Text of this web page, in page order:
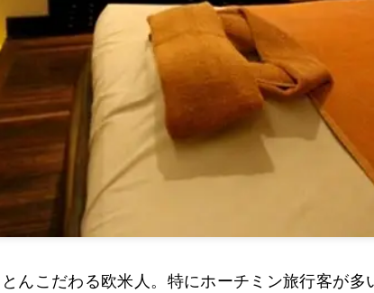
んこだわる欧米人。特にホーチミン旅行客が